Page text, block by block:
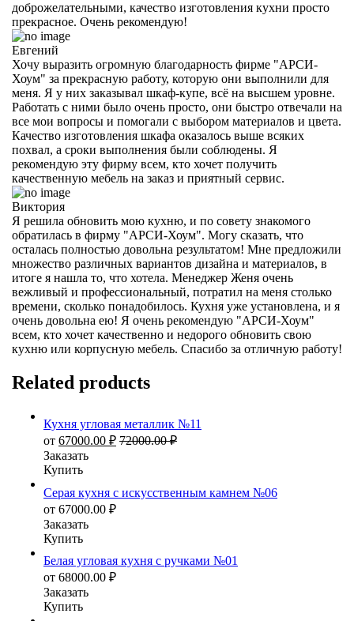
доброжелательными, качество изготовления кухни просто
прекрасное. Очень рекомендую!
Евгений
Хочу выразить огромную благодарность фирме "АРСИ-
Хоум" за прекрасную работу, которую они выполнили для
меня. Я у них заказывал шкаф-купе, всё на высшем уровне.
Работать с ними было очень просто, они быстро отвечали на
все мои вопросы и помогали с выбором материалов и цвета.
Качество изготовления шкафа оказалось выше всяких
похвал, а сроки выполнения были соблюдены. Я
рекомендую эту фирму всем, кто хочет получить
качественную мебель на заказ и приятный сервис.
Виктория
Я решила обновить мою кухню, и по совету знакомого
обратилась в фирму "АРСИ-Хоум". Могу сказать, что
осталась полностью довольна результатом! Мне предложили
множество различных вариантов дизайна и материалов, в
итоге я нашла то, что хотела. Менеджер Женя очень
вежливый и профессиональный, потратил на меня столько
времени, сколько понадобилось. Кухня уже установлена, и я
очень довольна ею! Я очень рекомендую "АРСИ-Хоум"
всем, кто хочет качественно и недорого обновить свою
кухню или корпусную мебель. Спасибо за отличную работу!
Related products
Кухня угловая металлик №11
от 67000.00 ₽ 72000.00₽
Заказать
Купить
Серая кухня с искусственным камнем №06
от 67000.00 ₽
Заказать
Купить
Белая угловая кухня с ручками №01
от 68000.00 ₽
Заказать
Купить